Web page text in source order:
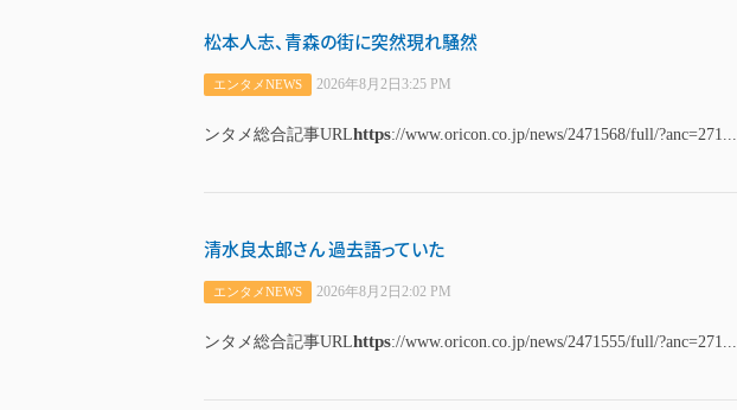
松本人志、青森の街に突然現れ騒然
エンタメNEWS 2026年8月2日3:25 PM
ンタメ総合記事URLhttps://www.oricon.co.jp/news/2471568/full/?anc=271...
清水良太郎さん 過去語っていた
エンタメNEWS 2026年8月2日2:02 PM
ンタメ総合記事URLhttps://www.oricon.co.jp/news/2471555/full/?anc=271...